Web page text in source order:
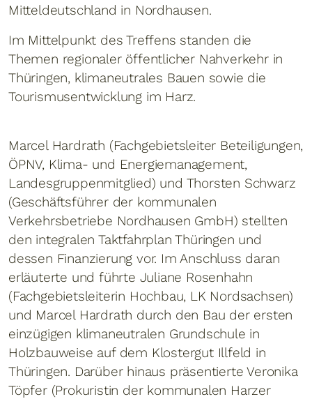
Mitteldeutschland in Nordhausen.
Im Mittelpunkt des Treffens standen die
Themen regionaler öffentlicher Nahverkehr in
Thüringen, klimaneutrales Bauen sowie die
Tourismusentwicklung im Harz.
Marcel Hardrath (Fachgebietsleiter Beteiligungen,
ÖPNV, Klima- und Energiemanagement,
Landesgruppenmitglied) und Thorsten Schwarz
(Geschäftsführer der kommunalen
Verkehrsbetriebe Nordhausen GmbH) stellten
den integralen Taktfahrplan Thüringen und
dessen Finanzierung vor. Im Anschluss daran
erläuterte und führte Juliane Rosenhahn
(Fachgebietsleiterin Hochbau, LK Nordsachsen)
und Marcel Hardrath durch den Bau der ersten
einzügigen klimaneutralen Grundschule in
Holzbauweise auf dem Klostergut Illfeld in
Thüringen. Darüber hinaus präsentierte Veronika
Töpfer (Prokuristin der kommunalen Harzer